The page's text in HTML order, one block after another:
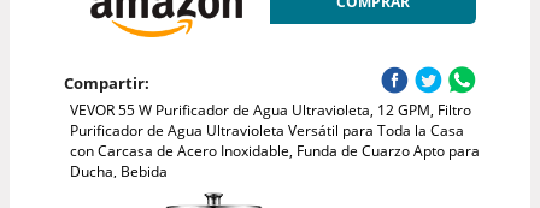
Compartir:
VEVOR 55 W Purificador de Agua Ultravioleta, 12 GPM, Filtro
Purificador de Agua Ultravioleta Versátil para Toda la Casa
con Carcasa de Acero Inoxidable, Funda de Cuarzo Apto para
Ducha, Bebida